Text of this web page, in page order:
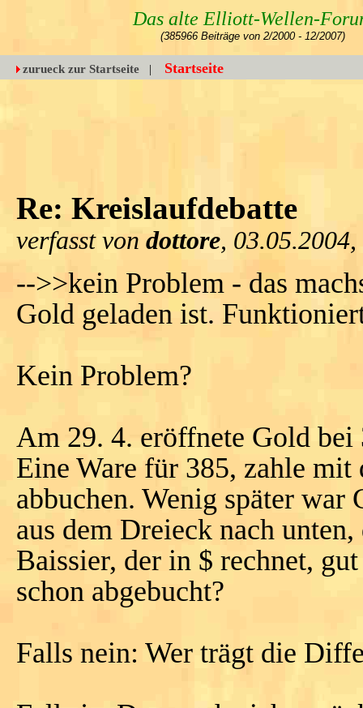
Das alte Elliott-Wellen-
(385966 Beiträge von 2/2000 - 12/2007)
zurueck zur Startseite | Startseite
Re: Kreislaufdebatte
verfasst von dottore,
-->>kein Problem - das
Gold geladen ist.
Kein Problem?
Am 29. 4. eröffnete Gold
Eine Ware für 385, zahle
abbuchen. Wenig später war
aus dem Dreieck nach
Baissier, der in $ rechnet,
schon abgebucht?
Falls nein: Wer trägt die